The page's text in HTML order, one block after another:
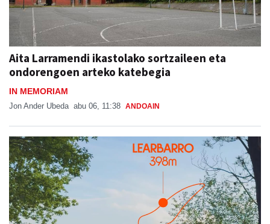
Aita Larramendi ikastolako sortzaileen eta
ondorengoen arteko katebegia
IN MEMORIAM
Jon Ander Ubeda abu 06, 11:38 ANDOAIN